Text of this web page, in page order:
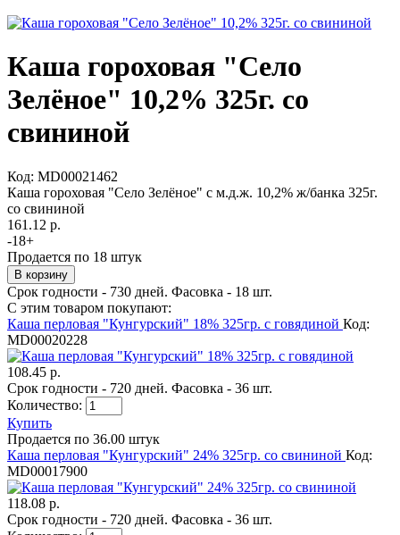
Каша гороховая "Село
Зелёное" 10,2% 325г. со
свининой
Код: MD00021462
Каша гороховая "Село Зелёное" с м.д.ж. 10,2% ж/банка 325г.
со свининой
161.12 р.
-18+
Продается по 18 штук
Срок годности - 730 дней. Фасовка - 18 шт.
С этим товаром покупают:
Каша перловая "Кунгурский" 18% 325гр. с говядиной Код:
MD00020228
108.45 р.
Срок годности - 720 дней. Фасовка - 36 шт.
Количество:
Купить
Продается по 36.00 штук
Каша перловая "Кунгурский" 24% 325гр. со свининой Код:
MD00017900
118.08 р.
Срок годности - 720 дней. Фасовка - 36 шт.